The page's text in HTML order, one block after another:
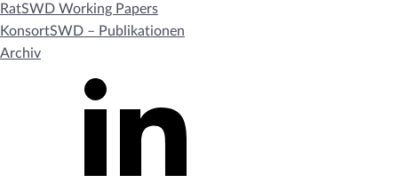
RatSWD Working Papers
KonsortSWD – Publikationen
Archiv